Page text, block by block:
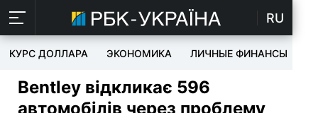
RU
КУРС ДОЛЛАРА ЭКОНОМИКА ЛИЧНЫЕ ФИНАНСЫ
Bentley відкликає 596
автомобілів через проблему